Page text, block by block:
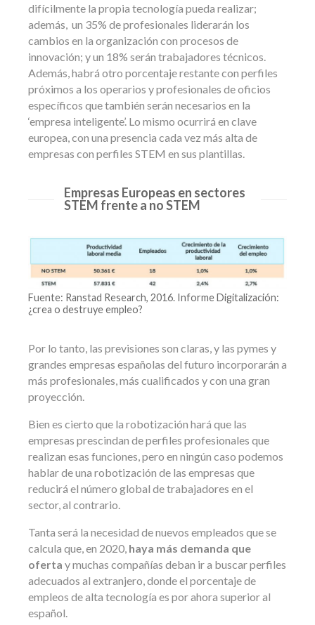
difícilmente la propia tecnología pueda realizar;
además, un 35% de profesionales liderarán los
cambios en la organización con procesos de
innovación; y un 18% serán trabajadores técnicos.
Además, habrá otro porcentaje restante con perfiles
próximos a los operarios y profesionales de oficios
específicos que también serán necesarios en la
‘empresa inteligente’. Lo mismo ocurrirá en clave
europea, con una presencia cada vez más alta de
empresas con perfiles STEM en sus plantillas.
Empresas Europeas en sectores
STEM frente a no STEM
Fuente: Ranstad Research, 2016. Informe Digitalización:
¿crea o destruye empleo?
Por lo tanto, las previsiones son claras, y las pymes y
grandes empresas españolas del futuro incorporarán a
más profesionales, más cualificados y con una gran
proyección.
Bien es cierto que la robotización hará que las
empresas prescindan de perfiles profesionales que
realizan esas funciones, pero en ningún caso podemos
hablar de una robotización de las empresas que
reducirá el número global de trabajadores en el
sector, al contrario.
Tanta será la necesidad de nuevos empleados que se
calcula que, en 2020, haya más demanda que
oferta y muchas compañías deban ir a buscar perfiles
adecuados al extranjero, donde el porcentaje de
empleos de alta tecnología es por ahora superior al
español.